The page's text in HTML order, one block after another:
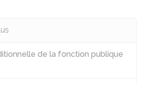
de la fonction publique